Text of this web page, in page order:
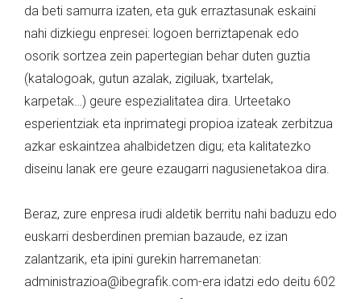
da beti samurra izaten, eta guk erraztasunak eskaini
nahi dizkiegu enpresei: logoen berriztapenak edo
osorik sortzea zein papertegian behar duten guztia
(katalogoak, gutun azalak, zigiluak, txartelak,
karpetak…) geure espezialitatea dira. Urteetako
esperientziak eta inprimategi propioa izateak zerbitzua
azkar eskaintzea ahalbidetzen digu; eta kalitatezko
diseinu lanak ere geure ezaugarri nagusienetakoa dira.
Beraz, zure enpresa irudi aldetik berritu nahi baduzu edo
euskarri desberdinen premian bazaude, ez izan
zalantzarik, eta ipini gurekin harremanetan:
administrazioa@ibegrafik.com-era idatzi edo deitu 602